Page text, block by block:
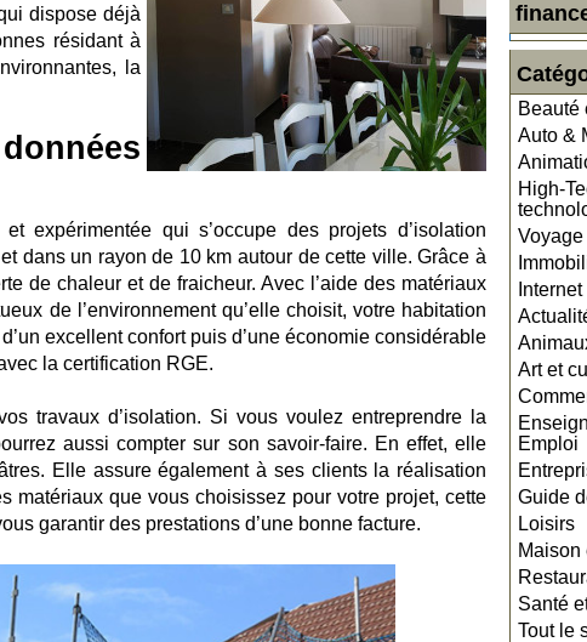
Beauté
Auto &
High-
Voyage
Internet
Art et
Emploi
Guide
Loisirs
Maison
Santé
Tout le
dispose déjà
résidant à
la
expérimentée qui s’occupe des projets d’isolation
dans un rayon de 10 km autour de cette ville. Grâce à
de chaleur et de fraicheur. Avec l’aide des matériaux
de l’environnement qu’elle choisit, votre habitation
excellent confort puis d’une économie considérable
la certification RGE.
travaux d’isolation. Si vous voulez entreprendre la
aussi compter sur son savoir-faire. En effet, elle
Elle assure également à ses clients la réalisation
matériaux que vous choisissez pour votre projet, cette
garantir des prestations d’une bonne facture.